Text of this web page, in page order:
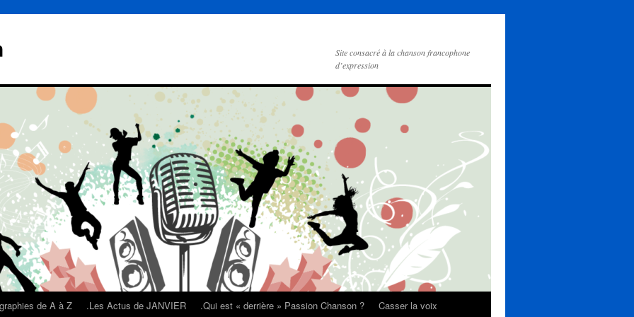
Site consacré à la chanson francophone
d’expression
de A à Z .Les Actus de JANVIER .Qui est « derrière » Passion Chanson ?
Casser la voix